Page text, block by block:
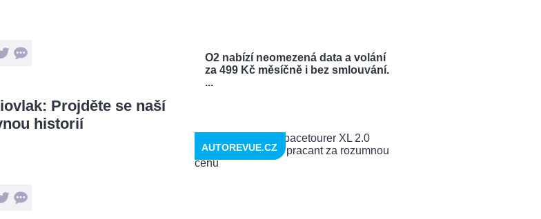
Projděte se naší
historií
O2 nabízí neomezená data a volání
za 499 Kč měsíčně i bez smlouvání.
...
AUTOREVUE.CZ